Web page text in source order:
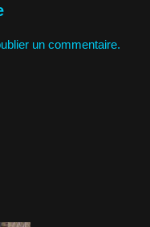
un commentaire.